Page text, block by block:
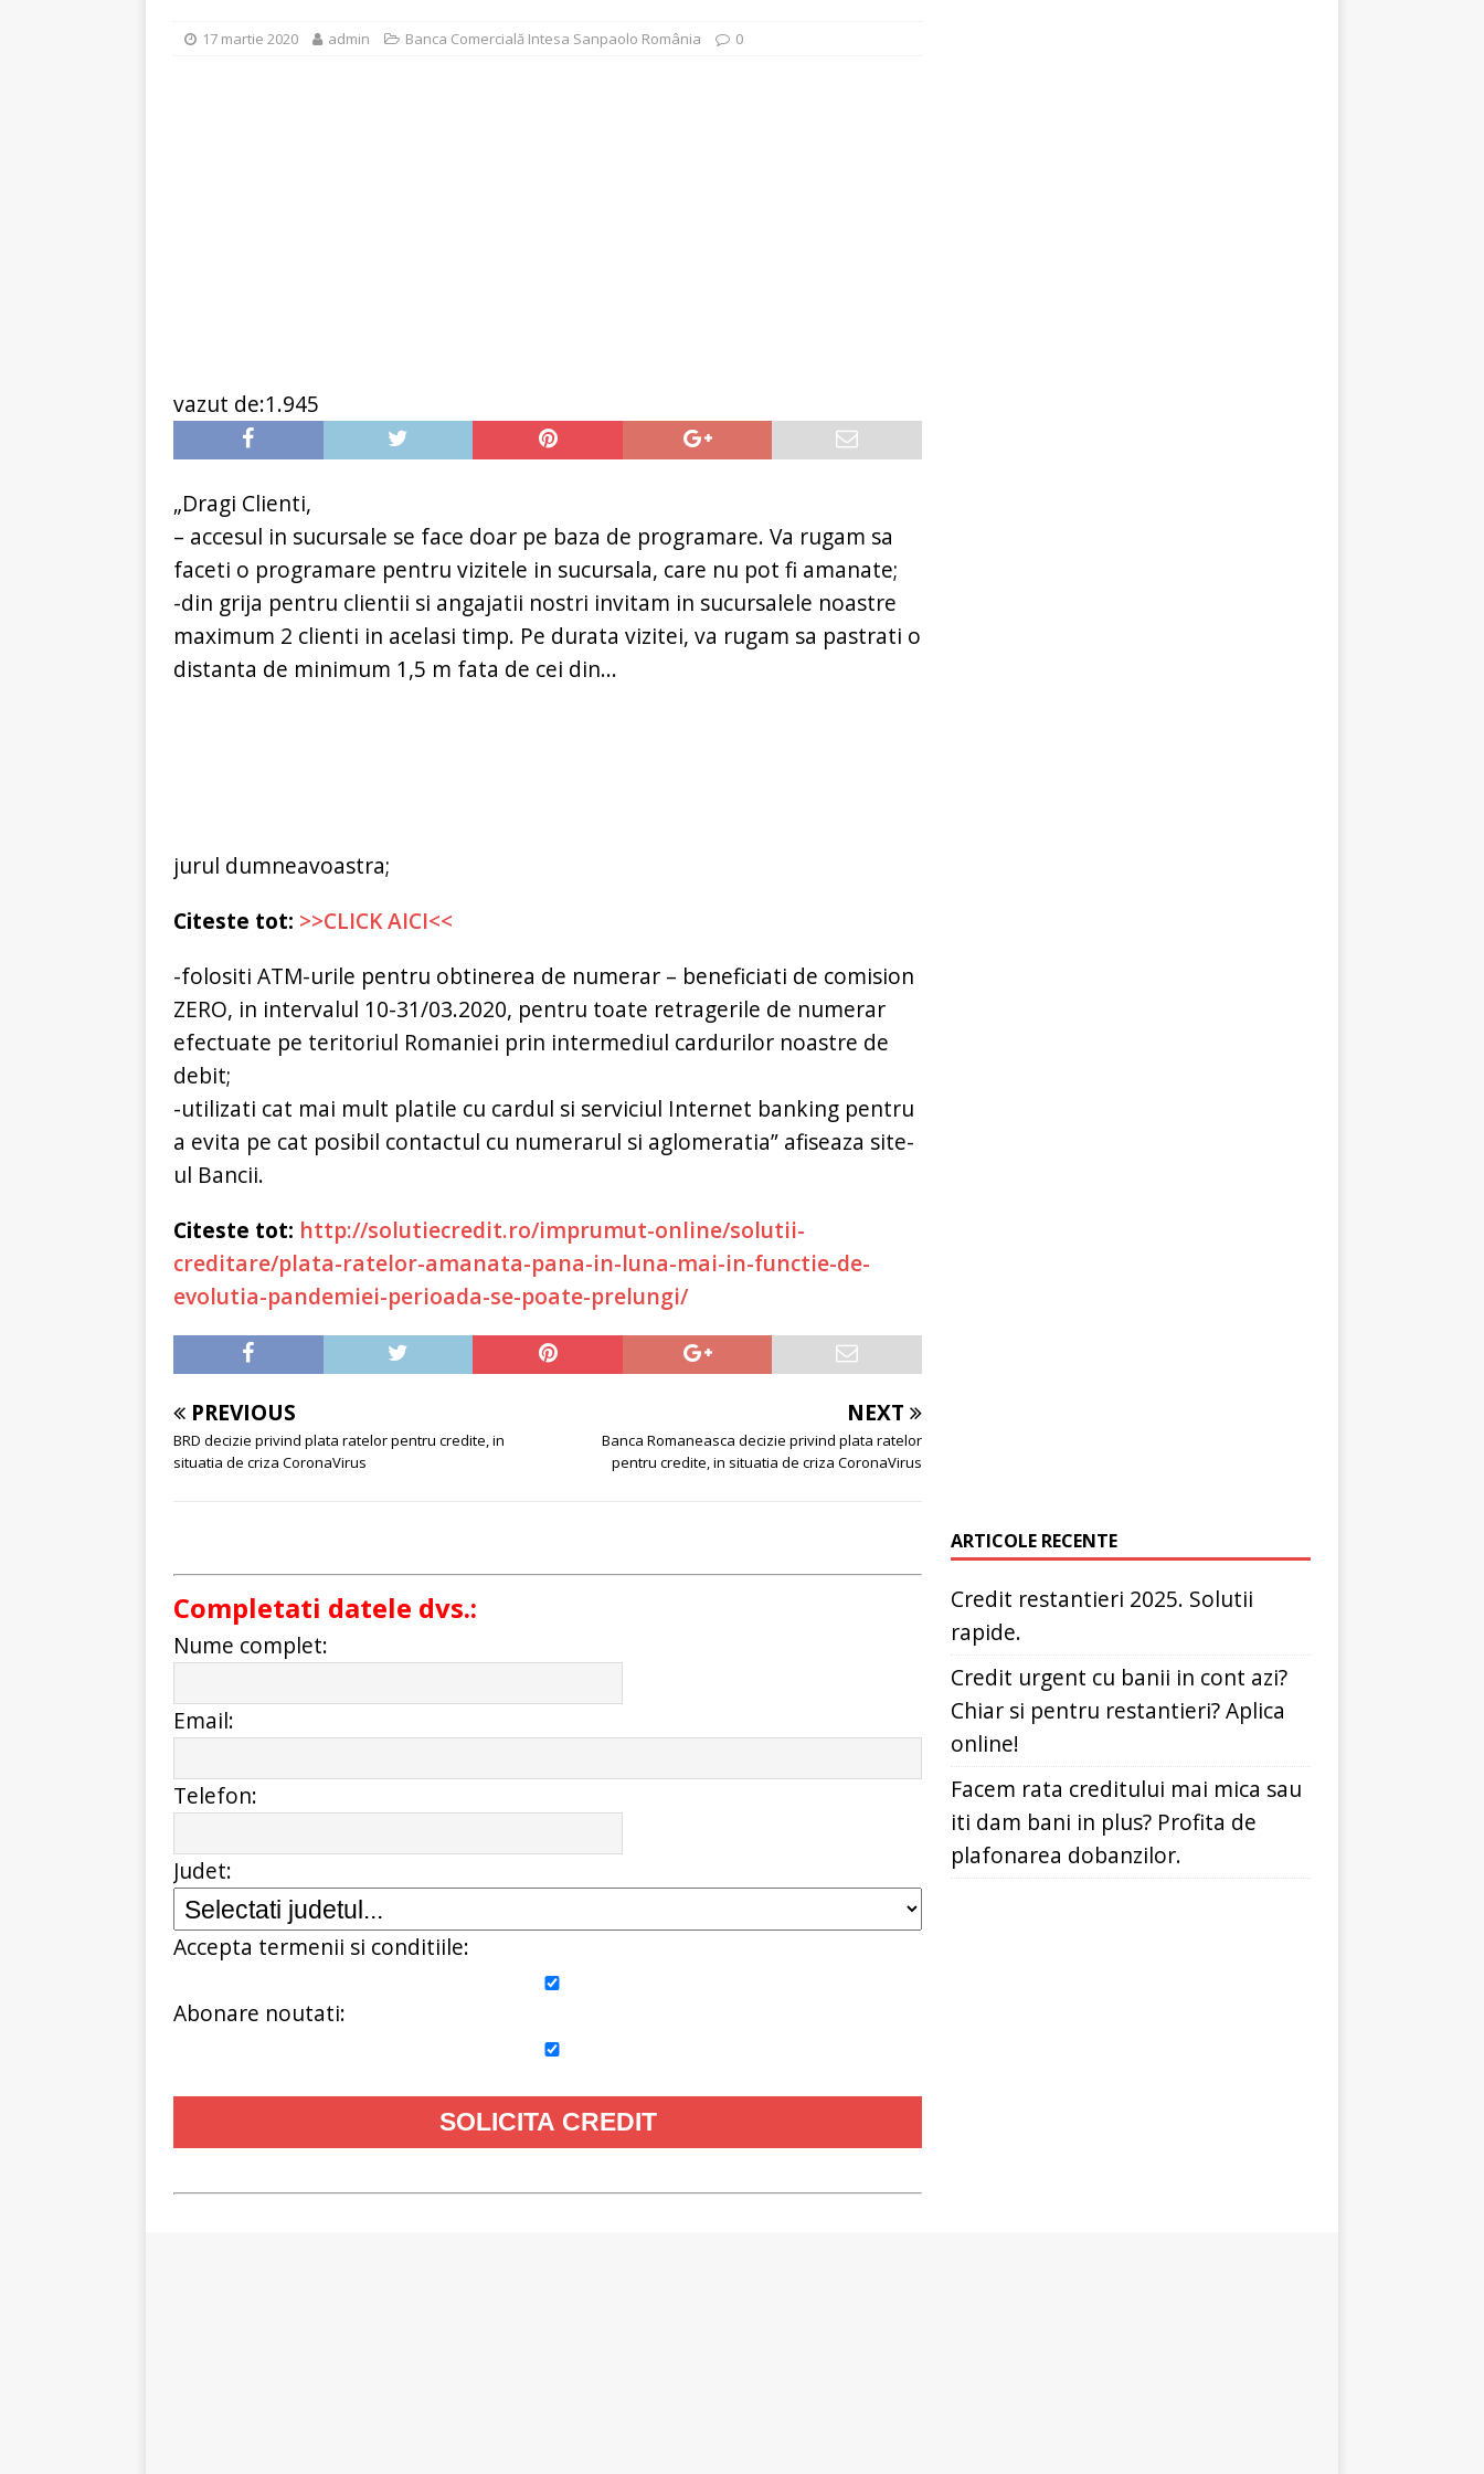
plafonarea dobanzilor.
CREDIT RAPID
17 martie 2020 admin Banca Comercială Intesa Sanpaolo România 0
vazut de:1.945
„Dragi Clienti,
– accesul in sucursale se face doar pe baza de programare. Va rugam sa
faceti o programare pentru vizitele in sucursala, care nu pot fi amanate;
-din grija pentru clientii si angajatii nostri invitam in sucursalele noastre
maximum 2 clienti in acelasi timp. Pe durata vizitei, va rugam sa pastrati o
distanta de minimum 1,5 m fata de cei din...
jurul dumneavoastra;
Citeste tot: >>CLICK AICI<<
-folositi ATM-urile pentru obtinerea de numerar – beneficiati de comision
ZERO, in intervalul 10-31/03.2020, pentru toate retragerile de numerar
efectuate pe teritoriul Romaniei prin intermediul cardurilor noastre de
debit;
-utilizati cat mai mult platile cu cardul si serviciul Internet banking pentru
a evita pe cat posibil contactul cu numerarul si aglomeratia” afiseaza site-
ul Bancii.
Citeste tot: http://solutiecredit.ro/imprumut-online/solutii-
creditare/plata-ratelor-amanata-pana-in-luna-mai-in-functie-de-
evolutia-pandemiei-perioada-se-poate-prelungi/
PREVIOUS
BRD decizie privind plata ratelor pentru credite, in
situatia de criza CoronaVirus
NEXT
Banca Romaneasca decizie privind plata ratelor
pentru credite, in situatia de criza CoronaVirus
Completati datele dvs.:
Nume complet:
Email:
Telefon:
Judet:
Accepta termenii si conditiile:
Abonare noutati:
ARTICOLE RECENTE
Credit restantieri 2025. Solutii
rapide.
Credit urgent cu banii in cont azi?
Chiar si pentru restantieri? Aplica
online!
Facem rata creditului mai mica sau
iti dam bani in plus? Profita de
plafonarea dobanzilor.